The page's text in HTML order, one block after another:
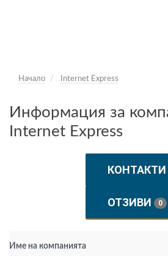
Начало Internet Express
Информация за
Internet Express
КОНТАКТИ
ОТЗИВИ 0
Име на компанията